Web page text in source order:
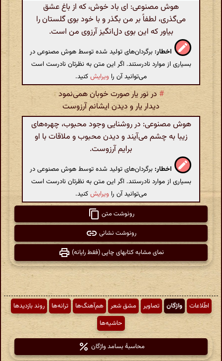
هوش مصنوعی: ای باد خوش، که از باغ عشق
می‌گذری، لطفاً بر من بگذر و با خود بوی گلستان را
بیاور که این بوی دل‌انگیز آرزوی من است.
اخطار: برگردان‌های تولید شده توسط هوش مصنوعی در
بسیاری از موارد نادرستند. اگر این متن به نظرتان نادرست است
می‌توانید آن را ویرایشکنید.
# در نور یار صورت خوبان همی‌نمود
دیدار یار و دیدن ایشانم آرزوست
هوش مصنوعی: در روشنایی وجود محبوب، چهره‌های
زیبا به چشم می‌آیند و دیدن محبوب و ملاقات با او
برایم آرزوست.
اخطار: برگردان‌های تولید شده توسط هوش مصنوعی در
بسیاری از موارد نادرستند. اگر این متن به نظرتان نادرست است
می‌توانید آن را ویرایشکنید.
رونوشت متن
رونوشت نشانی
نمای مشابه کتابهای چاپی (فقط رایانه)
اطّلاعات واژگان تصاویر مشق شعر هم‌آهنگ‌ها ترانه‌ها
روند بازدیدها
حاشیه‌ها
محاسبهٔ بسامد واژگان